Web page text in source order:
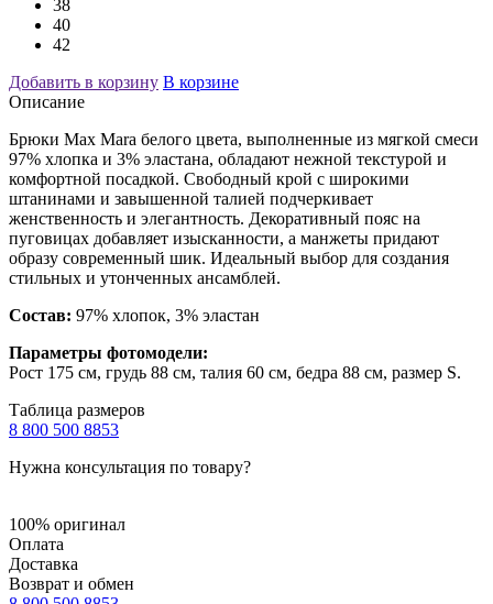
38
40
42
Добавить в корзину В корзине
Описание
Брюки Max Mara белого цвета, выполненные из мягкой смеси
97% хлопка и 3% эластана, обладают нежной текстурой и
комфортной посадкой. Свободный крой с широкими
штанинами и завышенной талией подчеркивает
женственность и элегантность. Декоративный пояс на
пуговицах добавляет изысканности, а манжеты придают
образу современный шик. Идеальный выбор для создания
стильных и утонченных ансамблей.
Состав: 97% хлопок, 3% эластан
Параметры фотомодели:
Рост 175 см, грудь 88 см, талия 60 см, бедра 88 см, размер S.
Таблица размеров
8 800 500 8853
Нужна консультация по товару?
100% оригинал
Оплата
Доставка
Возврат и обмен